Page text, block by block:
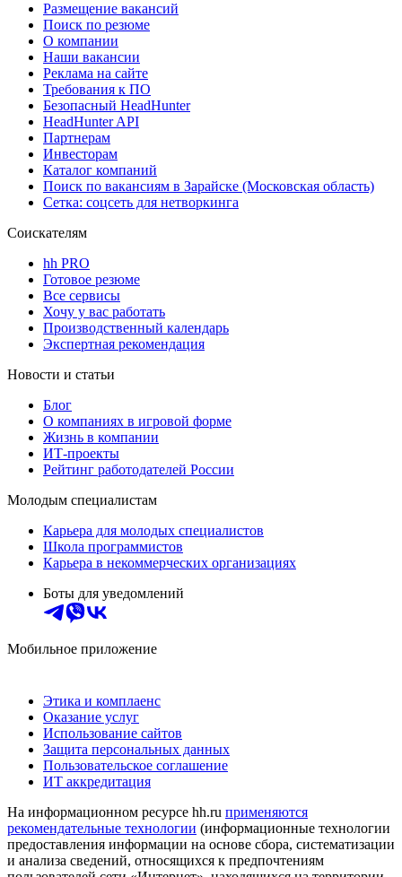
Размещение вакансий
Поиск по резюме
О компании
Наши вакансии
Реклама на сайте
Требования к ПО
Безопасный HeadHunter
HeadHunter API
Партнерам
Инвесторам
Каталог компаний
Поиск по вакансиям в Зарайске (Московская область)
Сетка: соцсеть для нетворкинга
Соискателям
hh PRO
Готовое резюме
Все сервисы
Хочу у вас работать
Производственный календарь
Экспертная рекомендация
Новости и статьи
Блог
О компаниях в игровой форме
Жизнь в компании
ИТ-проекты
Рейтинг работодателей России
Молодым специалистам
Карьера для молодых специалистов
Школа программистов
Карьера в некоммерческих организациях
Боты для уведомлений
Мобильное приложение
Этика и комплаенс
Оказание услуг
Использование сайтов
Защита персональных данных
Пользовательское соглашение
ИТ аккредитация
На информационном ресурсе hh.ru применяются
рекомендательные технологии (информационные технологии
предоставления информации на основе сбора, систематизации
и анализа сведений, относящихся к предпочтениям